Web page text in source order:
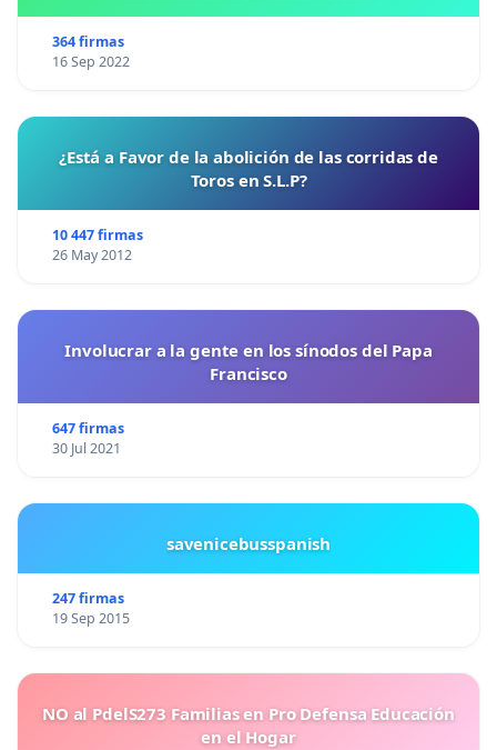
364 firmas
16 Sep 2022
¿Está a Favor de la abolición de las corridas de
Toros en S.L.P?
10 447 firmas
26 May 2012
Involucrar a la gente en los sínodos del Papa
Francisco
647 firmas
30 Jul 2021
savenicebusspanish
247 firmas
19 Sep 2015
NO al PdelS273 Familias en Pro Defensa Educación
en el Hogar